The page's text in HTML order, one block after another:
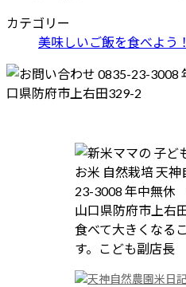
カテゴリー
美味しいご飯を食べよう！